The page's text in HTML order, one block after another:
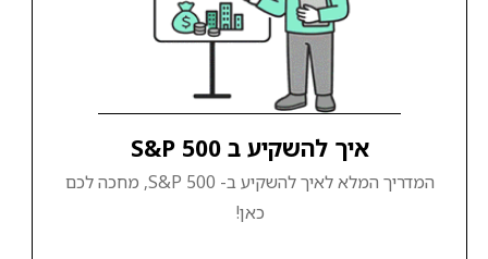
איך להשקיע ב S&P 500
המדריך המלא לאיך להשקיע ב- S&P 500, מחכה לכם
כאן!